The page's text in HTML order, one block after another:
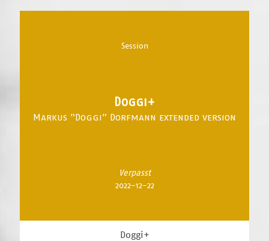
Session
Doggi+
Markus "Doggi" Dorfmann extended version
Verpasst
2022-12-22
Doggi+